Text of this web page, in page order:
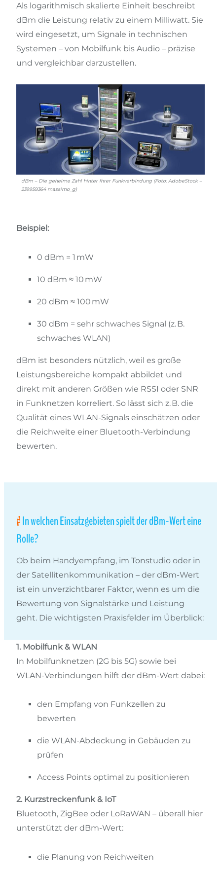
Als logarithmisch skalierte Einheit beschreibt
dBm die Leistung relativ zu einem Milliwatt. Sie
wird eingesetzt, um Signale in technischen
Systemen – von Mobilfunk bis Audio – präzise
und vergleichbar darzustellen.
dBm – Die geheime Zahl hinter Ihrer Funkverbindung (Foto: AdobeStock –
239959364 massimo_g)
Beispiel:
0 dBm = 1 mW
10 dBm ≈ 10 mW
20 dBm ≈ 100 mW
30 dBm = sehr schwaches Signal (z. B.
schwaches WLAN)
dBm ist besonders nützlich, weil es große
Leistungsbereiche kompakt abbildet und
direkt mit anderen Größen wie RSSI oder SNR
in Funknetzen korreliert. So lässt sich z. B. die
Qualität eines WLAN-Signals einschätzen oder
die Reichweite einer Bluetooth-Verbindung
bewerten.
In welchen Einsatzgebieten spielt der dBm-Wert eine
Rolle?
Ob beim Handyempfang, im Tonstudio oder in
der Satellitenkommunikation – der dBm-Wert
ist ein unverzichtbarer Faktor, wenn es um die
Bewertung von Signalstärke und Leistung
geht. Die wichtigsten Praxisfelder im Überblick:
1. Mobilfunk & WLAN
In Mobilfunknetzen (2G bis 5G) sowie bei
WLAN-Verbindungen hilft der dBm-Wert dabei:
den Empfang von Funkzellen zu
bewerten
die WLAN-Abdeckung in Gebäuden zu
prüfen
Access Points optimal zu positionieren
2. Kurzstreckenfunk & IoT
Bluetooth, ZigBee oder LoRaWAN – überall hier
unterstützt der dBm-Wert:
die Planung von Reichweiten